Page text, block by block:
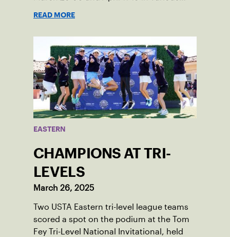
READ MORE
EASTERN
CHAMPIONS AT TRI-
LEVELS
March 26, 2025
Two USTA Eastern tri-level league teams
scored a spot on the podium at the Tom
Fey Tri-Level National Invitational, held